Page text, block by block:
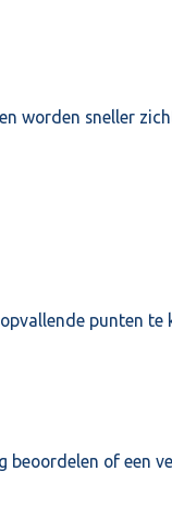
worden sneller
punten te
beoordelen of een